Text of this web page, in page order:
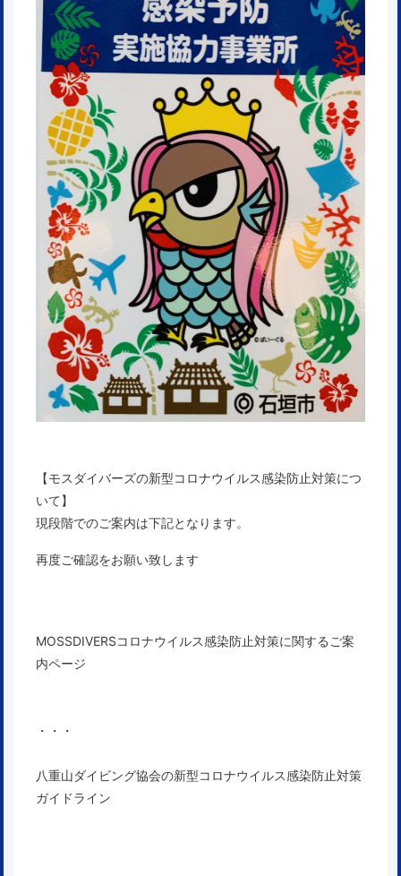
【モスダイバーズの新型コロナウイルス感染防止対策につ
いて】
現段階でのご案内は下記となります。
再度ご確認をお願い致します
MOSSDIVERSコロナウイルス感染防止対策に関するご案
内ページ
・・・
八重山ダイビング協会の新型コロナウイルス感染防止対策
ガイドライン